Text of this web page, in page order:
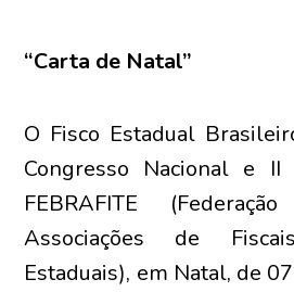
“Carta de Natal”
O Fisco Estadual
Congresso Nacional e II
FEBRAFITE
Associações de
Estaduais), em Natal, de